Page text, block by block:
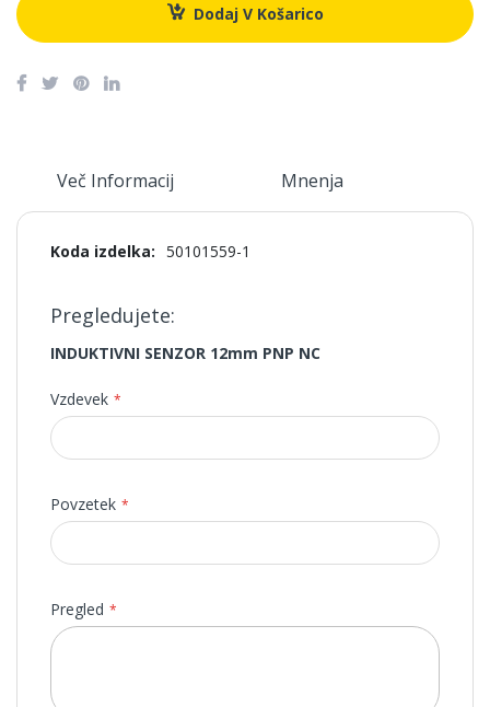
Dodaj V Košarico
Več Informacij Mnenja
Več
50101559-1
Pregledujete:
INDUKTIVNI SENZOR 12mm PNP NC
Vzdevek
Povzetek
Pregled